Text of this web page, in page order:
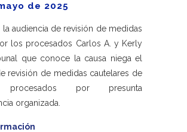
de 2025
la audiencia de revisión de medidas
los procesados Carlos A. y Kerly
que conoce la causa niega el
revisión de medidas cautelares de
procesados por presunta
organizada.